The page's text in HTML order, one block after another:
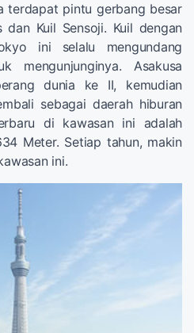
terdapat pintu gerbang besar
dan Kuil Sensoji. Kuil dengan
ini selalu mengundang
mengunjunginya. Asakusa
dunia ke II, kemudian
sebagai daerah hiburan
di kawasan ini adalah
Meter. Setiap tahun, makin
ini.